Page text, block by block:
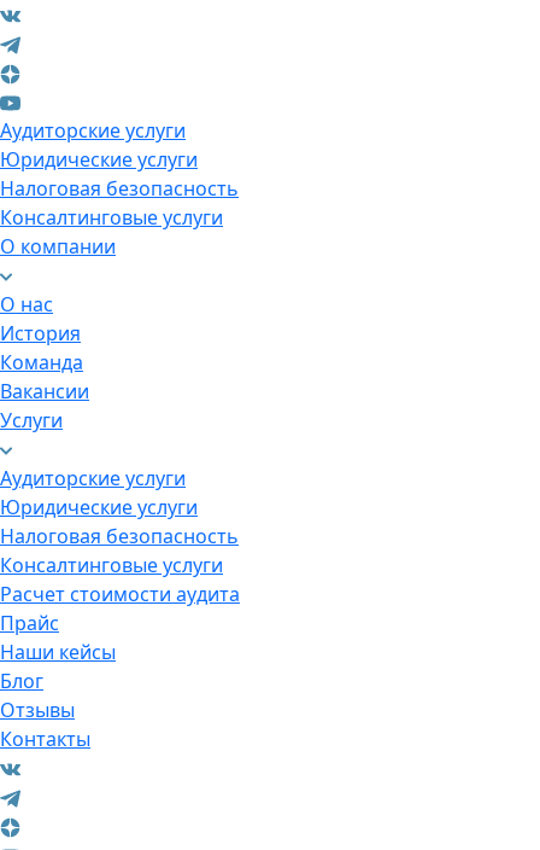
Аудиторские услуги
Юридические услуги
Налоговая безопасность
Консалтинговые услуги
О компании
О нас
История
Команда
Вакансии
Услуги
Аудиторские услуги
Юридические услуги
Налоговая безопасность
Консалтинговые услуги
Расчет стоимости аудита
Прайс
Наши кейсы
Блог
Отзывы
Контакты